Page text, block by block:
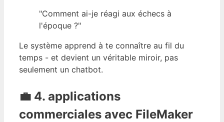
"Comment ai-je réagi aux échecs à
l'époque ?"
Le système apprend à te connaître au fil du
temps - et devient un véritable miroir, pas
seulement un chatbot.
💼 4. applications
commerciales avec FileMaker